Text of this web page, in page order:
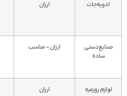
ادویه‌جات ارزان
صنایع‌دستی
ساده
ارزان – مناسب
لوازم روزمره ارزان